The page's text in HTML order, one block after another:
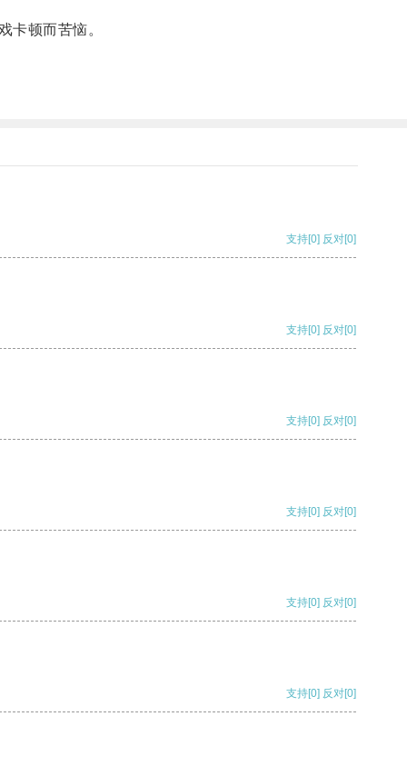
顿而苦恼。
支持[0] 反对[0]
支持[0] 反对[0]
支持[0] 反对[0]
支持[0] 反对[0]
支持[0] 反对[0]
支持[0] 反对[0]